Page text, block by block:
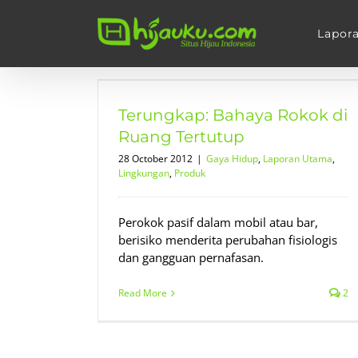
Terungkap: Bahaya Rokok di
Ruang Tertutup
28 October 2012 | Gaya Hidup, Laporan Utama,
Lingkungan, Produk
Perokok pasif dalam mobil atau bar,
berisiko menderita perubahan fisiologis
dan gangguan pernafasan.
Read More 2